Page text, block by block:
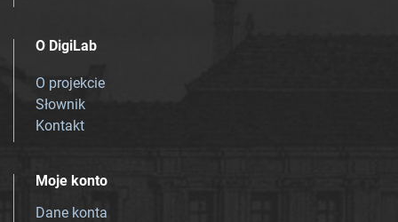
O DigiLab
O projekcie
Słownik
Kontakt
Moje konto
Dane konta